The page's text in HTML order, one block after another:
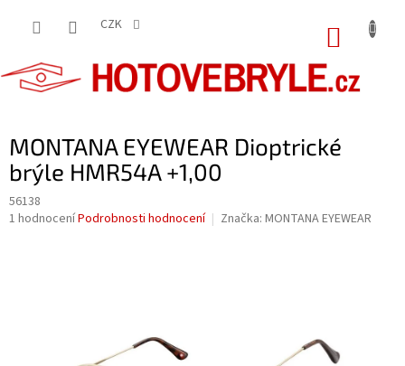
CZK
MONTANA EYEWEAR Dioptrické
brýle HMR54A +1,00
56138
Průměrné
1 hodnoceníPodrobnosti hodnocení Značka: MONTANA EYEWEAR